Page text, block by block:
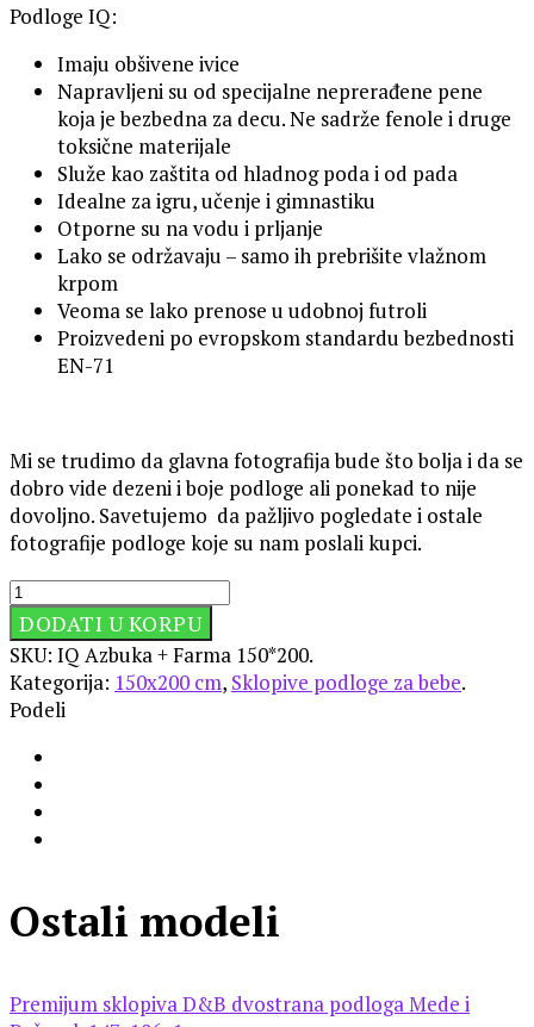
је
била:
5.990 рсд.
4.220 рсд.
Podloge IQ:
Imaju obšivene ivice
Napravljeni su od specijalne neprerađene pene
koja je bezbedna za decu. Ne sadrže fenole i druge
toksične materijale
Služe kao zaštita od hladnog poda i od pada
Idealne za igru, učenje i gimnastiku
Otporne su na vodu i prljanje
Lako se održavaju – samo ih prebrišite vlažnom
krpom
Veoma se lako prenose u udobnoj futroli
Proizvedeni po evropskom standardu bezbednosti
EN-71
Mi se trudimo da glavna fotografija bude što bolja i da se
dobro vide dezeni i boje podloge ali ponekad to nije
dovoljno. Savetujemo da pažljivo pogledate i ostale
fotografije podloge koje su nam poslali kupci.
DODATI U KORPU
SKU: IQ Azbuka + Farma 150*200.
Kategorija: 150x200 cm, Sklopive podloge za bebe.
Podeli
Ostali modeli
Premijum sklopiva D&B dvostrana podloga Mede i